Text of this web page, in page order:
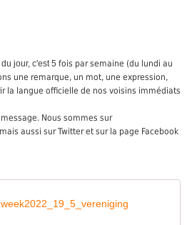
jour, c'est 5 fois par semaine (du lundi au
une remarque, un mot, une expression,
la langue officielle de nos voisins immédiats
Nous sommes sur
aussi sur Twitter et sur la page Facebook
week2022_19_5_vereniging